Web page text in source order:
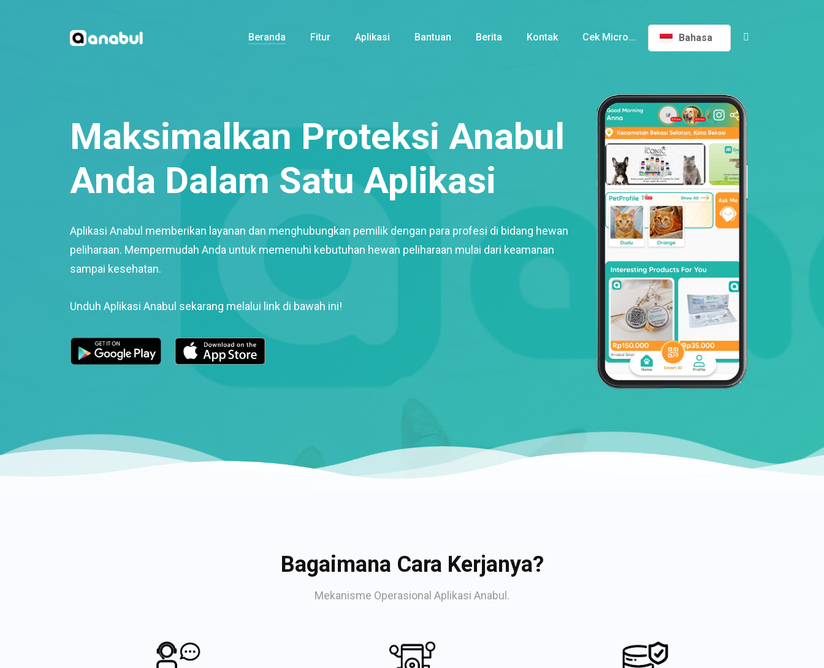
Beranda Fitur Aplikasi Bantuan Berita Kontak Cek Micro... Bahasa
Maksimalkan Proteksi Anabul
Anda Dalam Satu Aplikasi
Aplikasi Anabul memberikan layanan dan menghubungkan pemilik dengan para profesi di bidang hewan
peliharaan. Mempermudah Anda untuk memenuhi kebutuhan hewan peliharaan mulai dari keamanan
sampai kesehatan.
Unduh Aplikasi Anabul sekarang melalui link di bawah ini!
Bagaimana Cara Kerjanya?
Mekanisme Operasional Aplikasi Anabul.